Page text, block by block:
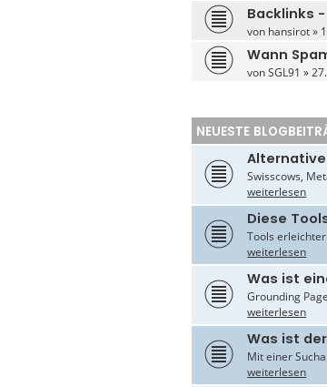
Backlinks
von hansirot»
Wann
vonSGL91 »
NEUESTE
Swisscows,
weiterlesen
Diese
Tools
weiterlesen
Was ist
Grounding
weiterlesen
Was ist
Mit einer
weiterlesen